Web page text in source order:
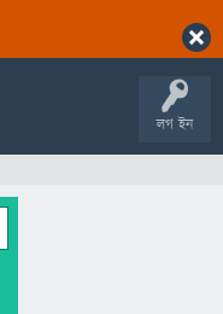
লগ ইন